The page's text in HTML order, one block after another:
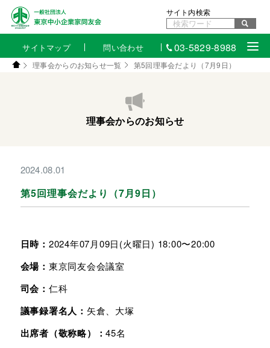
サイト内検索
サイトマップ 問い合わせ 03-5829-8988
理事会からのお知らせ一覧 第5回理事会だより（7月9日）
理事会からのお知らせ
2024.08.01
第5回理事会だより（7月9日）
日時： 2024年07月09日(火曜日) 18:00〜20:00
会場： 東京同友会会議室
司会： 仁科
議事録署名人： 矢倉、大塚
出席者（敬称略）：45名